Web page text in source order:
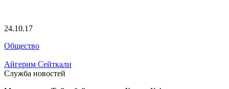
24.10.17
Общество
Айгерим Сейткали
Служба новостей